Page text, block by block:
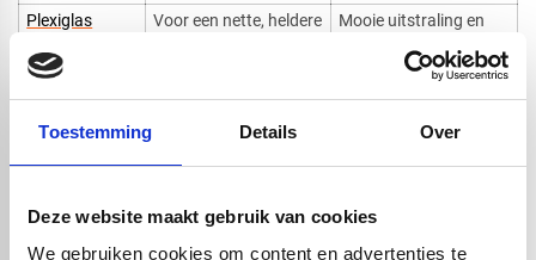
Toestemming Details Over
Deze website maakt gebruik van cookies
We gebruiken cookies om content en advertenties te
Plexiglas
Voor een nette, heldere
Mooie uitstraling en
goed te bewerken
Plexiglas
opaal
Lichtdoorlatend maar
minder doorkijk
Polycarbonaat
helder
Als slagvastheid extra
belangrijk is
Zeer sterk en
breukbestendig
keuze, omdat het helder, strak en goed te bewerken is.
Polycarbonaat is vooral interessant wanneer de plaat tegen stoten